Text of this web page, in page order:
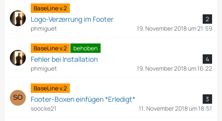
BaseLine v.2
Logo-Verzerrung im Footer
2
phmiguet
19. November 2018 um 21:59
BaseLine v.2 behoben
Fehler bei Installation
4
phmiguet
19. November 2018 um 16:22
BaseLine v.2
Footer-Boxen einfügen *Erledigt*
3
soocke21
11. November 2018 um 18:51